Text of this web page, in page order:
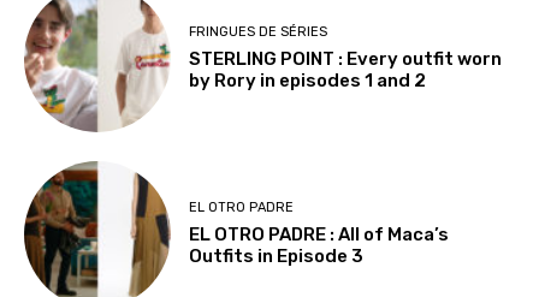
FRINGUES DE SÉRIES
STERLING POINT : Every outfit worn
by Rory in episodes 1 and 2
EL OTRO PADRE
EL OTRO PADRE : All of Maca’s
Outfits in Episode 3